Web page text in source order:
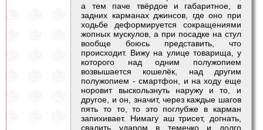
а тем паче твёрдое и габаритное, в
задних карманах джинсов, где оно при
ходьбе деформируется сокращениями
жопных мускулов, а при посадке на стул
вообще боюсь представить, что
происходит. Вижу на улице товарища, у
которого над одним полужопием
возвышается кошелёк, над другим
полужопием - смартфон, и на ходу еще
норовит выскользнуть наружу и то, и
другое, и он, значит, через каждые шагов
пять то то, то это поглубже в карман
запихивает. Нимагу аш трисет, догнать,
свалить ударом в темечко и долго